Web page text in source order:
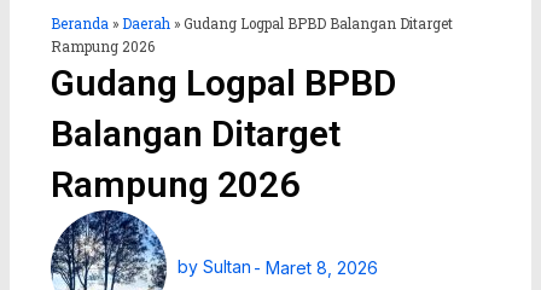
Beranda » Daerah » Gudang Logpal BPBD Balangan Ditarget
Rampung 2026
Gudang Logpal BPBD
Balangan Ditarget
Rampung 2026
bySultan - Maret 8, 2026